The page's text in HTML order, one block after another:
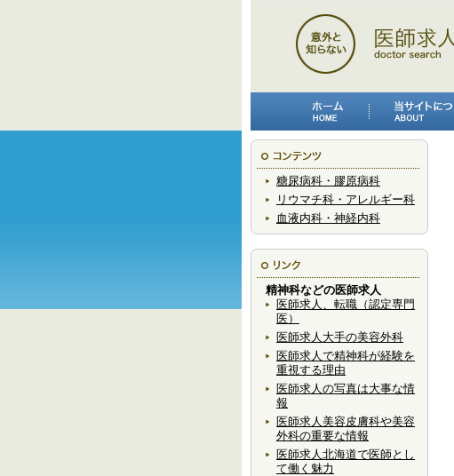
糖尿病科・膠原病科
リウマチ科・アレルギー科
血液内科・神経内科
精神科などの医師求人
医師求人、転職（認定専門
医）
医師求人大手の美容外科
医師求人で精神科が経験を
重視する理由
医師求人の写真は大事な情
報
医師求人美容皮膚科や美容
外科の重要な情報
医師求人北海道で医師とし
て働く魅力